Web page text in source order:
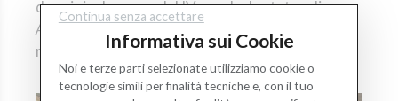
da originale greco del IV secolo, la statua di
Apollo, copia da Prassitele, e numerosi sarcofagi
romani di età imperiale, scolpiti a bassorilievo.
Continua senza accettare
Informativa sui Cookie
Noi e terze parti selezionate utilizziamo cookie o
tecnologie simili per finalità tecniche e, con il tuo